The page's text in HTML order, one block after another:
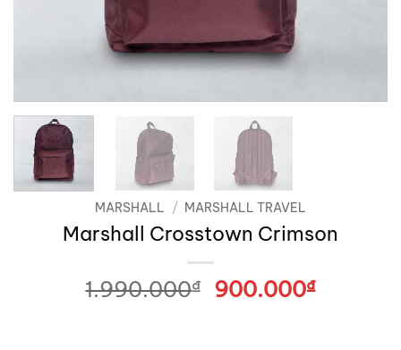
MARSHALL / MARSHALL TRAVEL
Marshall Crosstown Crimson
1.990.000₫
Giá
900.000₫Giá